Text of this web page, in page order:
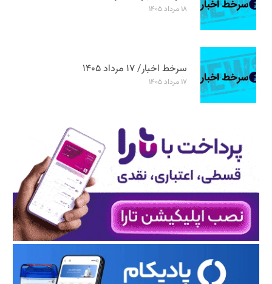
۱۸ مرداد ۱۴۰۵
سرخط اخبار/ ۱۷ مرداد ۱۴۰۵
۱۷ مرداد ۱۴۰۵